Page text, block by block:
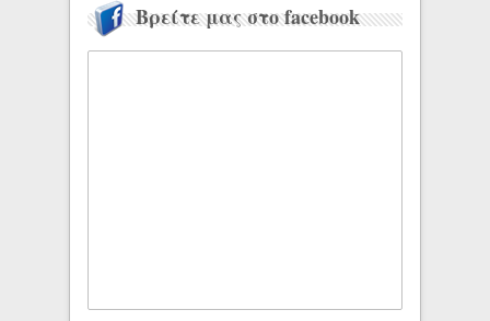
Βρείτε μας στο facebook